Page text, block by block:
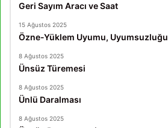
Geri Sayım Aracı ve Saat
15 Ağustos 2025
Özne-Yüklem Uyumu, Uyumsuzluğu
8 Ağustos 2025
Ünsüz Türemesi
8 Ağustos 2025
Ünlü Daralması
8 Ağustos 2025